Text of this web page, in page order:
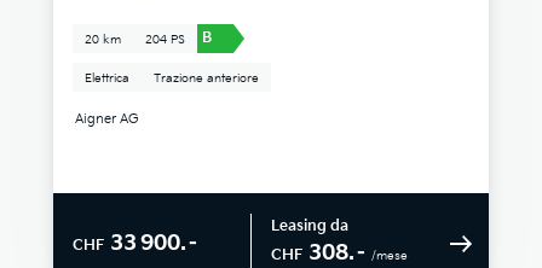
20 km 204 PS B
Elettrica Trazione anteriore
Aigner AG
CHF 33 900.–
Leasing da
CHF 308.– /mese